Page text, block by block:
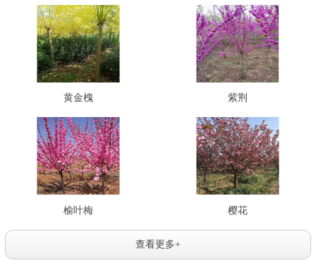
黄金槐 紫荆
榆叶梅 樱花
查看更多+